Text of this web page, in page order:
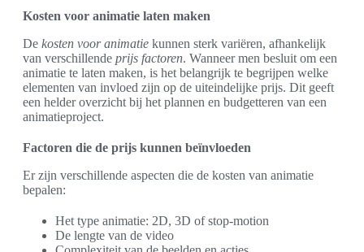
Kosten voor animatie laten maken
De kosten voor animatie kunnen sterk variëren, afhankelijk
van verschillende prijs factoren. Wanneer men besluit om een
animatie te laten maken, is het belangrijk te begrijpen welke
elementen van invloed zijn op de uiteindelijke prijs. Dit geeft
een helder overzicht bij het plannen en budgetteren van een
animatieproject.
Factoren die de prijs kunnen beïnvloeden
Er zijn verschillende aspecten die de kosten van animatie
bepalen:
Het type animatie: 2D, 3D of stop-motion
De lengte van de video